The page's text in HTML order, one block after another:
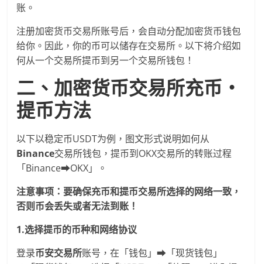
账。
注册加密货币交易所账号后，会自动分配加密货币钱包
给你。因此，你的币可以储存在交易所。以下将介绍如
何从一个交易所提币到另一个交易所钱包！
二、加密货币交易所充币・
提币方法
以下以稳定币USDT为例，图文形式说明如何从
Binance交易所钱包，提币到OKX交易所的转账过程
「Binance➡OKX」。
注意事项：要确保充币和提币交易所选择的网络一致，
否则币会丢失或者无法到账！
1.选择提币的币种和网络协议
登录币安交易所账号，在「钱包」➡「现货钱包」